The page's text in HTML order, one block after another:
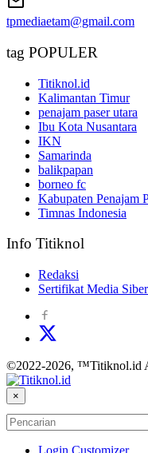
tpmediaetam@gmail.com
tag POPULER
Titiknol.id
Kalimantan Timur
penajam paser utara
Ibu Kota Nusantara
IKN
Samarinda
balikpapan
borneo fc
Kabupaten Penajam
Timnas Indonesia
Info Titiknol
Redaksi
Sertifikat Media
©2022-2026, ™Titiknol.id
×
Login Customizer